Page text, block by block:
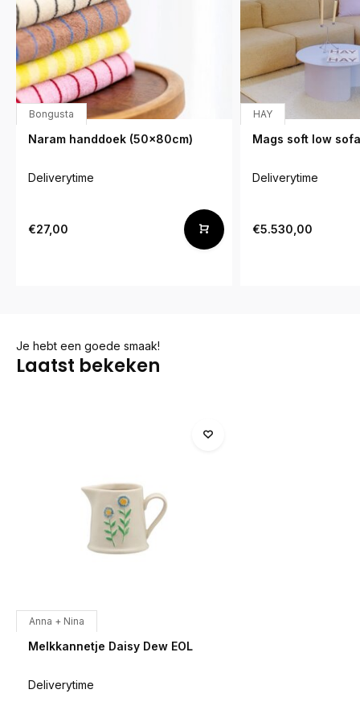
Bongusta
Naram handdoek (50x80cm)
Deliverytime
€27,00
HAY
Mags soft low
Deliverytime
€5.530,00
Je hebt een goede smaak!
Laatst bekeken
Anna + Nina
Melkkannetje Daisy Dew EOL
Deliverytime